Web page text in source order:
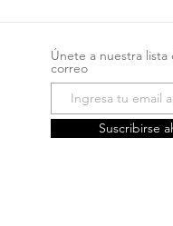
Únete a nuestra lista
correo
Suscribirse